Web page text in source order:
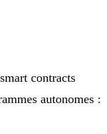
contracts
autonomes :